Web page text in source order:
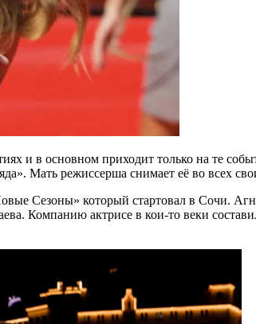
и в основном приходит только на те
Мать режиссерша снимает её во всех
Сезоны» который стартовал в Сочи.
Компанию актрисе в кои-то веки